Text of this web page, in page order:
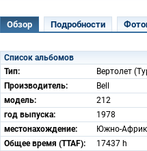
Обзор Подробности
Список альбомов
Тип:
Вертолет
Производитель:
Bell
модель:
212
год выпуска:
1978
местонахождение:
Южно-
Общее время (TTAF):
17437 h